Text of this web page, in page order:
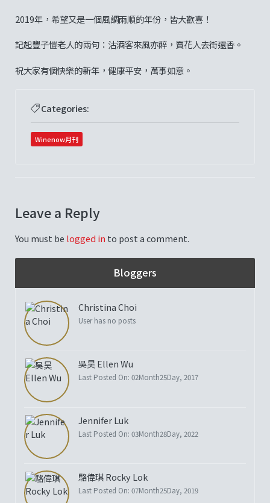
2019年，希望又是一個風調雨順的年份，皆大歡喜！
記起豐子愷老人的兩句：沽酒客來風亦醉，賣花人去街還香。
祝大家有個快樂的新年，健康平安，萬事如意。
Categories:
Winenow月刊
Leave a Reply
You must be logged in to post a comment.
Bloggers
Christina Choi
User has no posts
吳昊 Ellen Wu
Last Posted On: 02Month25Day, 2017
Jennifer Luk
Last Posted On: 03Month28Day, 2022
駱偉琪 Rocky Lok
Last Posted On: 07Month25Day, 2019